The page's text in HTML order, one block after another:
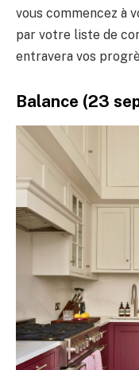
vous commencez à
par votre liste de
entravera vos
Balance (23